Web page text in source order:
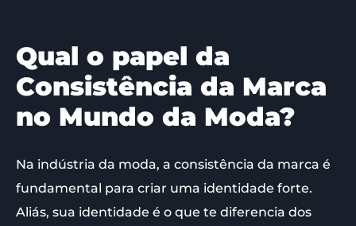
Qual o papel da
Consistência da Marca
no Mundo da Moda?
Na indústria da moda, a consistência da marca é
fundamental para criar uma identidade forte.
Aliás, sua identidade é o que te diferencia dos